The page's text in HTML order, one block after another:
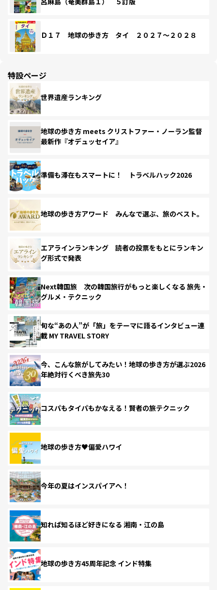
Ｄ１７ 地球の歩き方 タイ ２０２７～２０２８
特設ページ
世界遺産ランキング
地球の歩き方 meets クリストファー・ノーラン監督
最新作『オデュッセイア』
準備も滞在もスマートに！ トラベルハック2026
地球の歩き方アワード みんなで選ぶ、旅のベスト。
エアラインランキング 読者の投票をもとにランキン
グ形式で発表
Next韓国旅 次の韓国旅行がもっと楽しくなる 旅先・
グルメ・テクニック
旬な“あの人”が「旅」をテーマに語るインタビュー連
載 MY TRAVEL STORY
今、こんな旅がしてみたい！地球の歩き方が選ぶ2026
年絶対行くべき旅先30
コスパもタイパもかなえる！賢者の旅テクニック
地球の歩き方♥偏愛ハワイ
今年の夏はインスパイアへ！
知れば知るほど好きになる 湘南・江の島
地球の歩き方45周年記念 インド特集